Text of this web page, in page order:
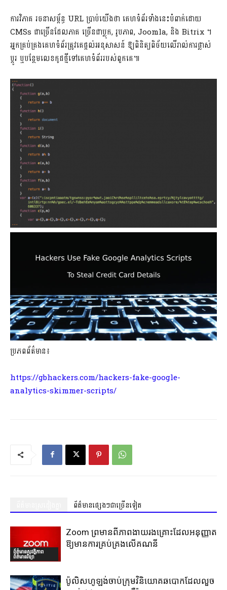
ការវិភាគ រចនាសម្ព័ន្ធ URL ប្រាប់យើងថា គេហទំព័រទាំងនេះបំពាក់ដោយ
CMSs ជាច្រើនដែលភាគ ច្រើនជាប្លុក, រូបភាព, Joomla, និង Bitrix ។
អ្នកគ្រប់គ្រងគេហទំព័រត្រូវគេផ្តល់អនុសាសន៍ ឱ្យពិនិត្យពិច័យលើរាល់ការផ្លាស់
ប្តូរ ឬបន្ថែមលេខកូដថ្មីទៅគេហទំព័ររបស់ពួកគេ៕
ប្រភពព័ត៌មាន៖
https://gbhackers.com/hackers-fake-google-
analytics-skimmer-scripts/
ព័ត៌មានផ្សេងៗជាច្រើនទៀត
ព័ត៌មានសុវត្ថិភាព
ព័ត៌មានវិទ្យា
Zoom ព្រមានពីភាពងាយរងគ្រោះដែលអនុញ្ញាត
ឱ្យមានការគ្រប់គ្រងលើគណនី
ប៉ូលិសហូឡង់ចាប់ក្រុមវិនិយោគឆបោកដែលលួច